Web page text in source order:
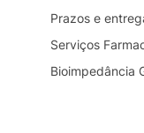
Prazos e
Serviços
Bioimpedância